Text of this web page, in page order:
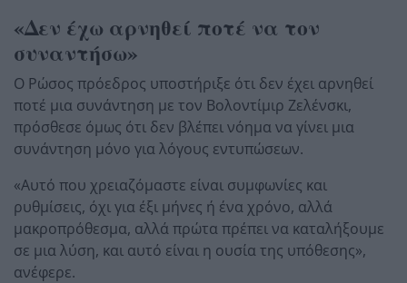
«Δεν έχω αρνηθεί ποτέ να τον
συναντήσω»
Ο Ρώσος πρόεδρος υποστήριξε ότι δεν έχει αρνηθεί
ποτέ μια συνάντηση με τον Βολοντίμιρ Ζελένσκι,
πρόσθεσε όμως ότι δεν βλέπει νόημα να γίνει μια
συνάντηση μόνο για λόγους εντυπώσεων.
«Αυτό που χρειαζόμαστε είναι συμφωνίες και
ρυθμίσεις, όχι για έξι μήνες ή ένα χρόνο, αλλά
μακροπρόθεσμα, αλλά πρώτα πρέπει να καταλήξουμε
σε μια λύση, και αυτό είναι η ουσία της υπόθεσης»,
ανέφερε.